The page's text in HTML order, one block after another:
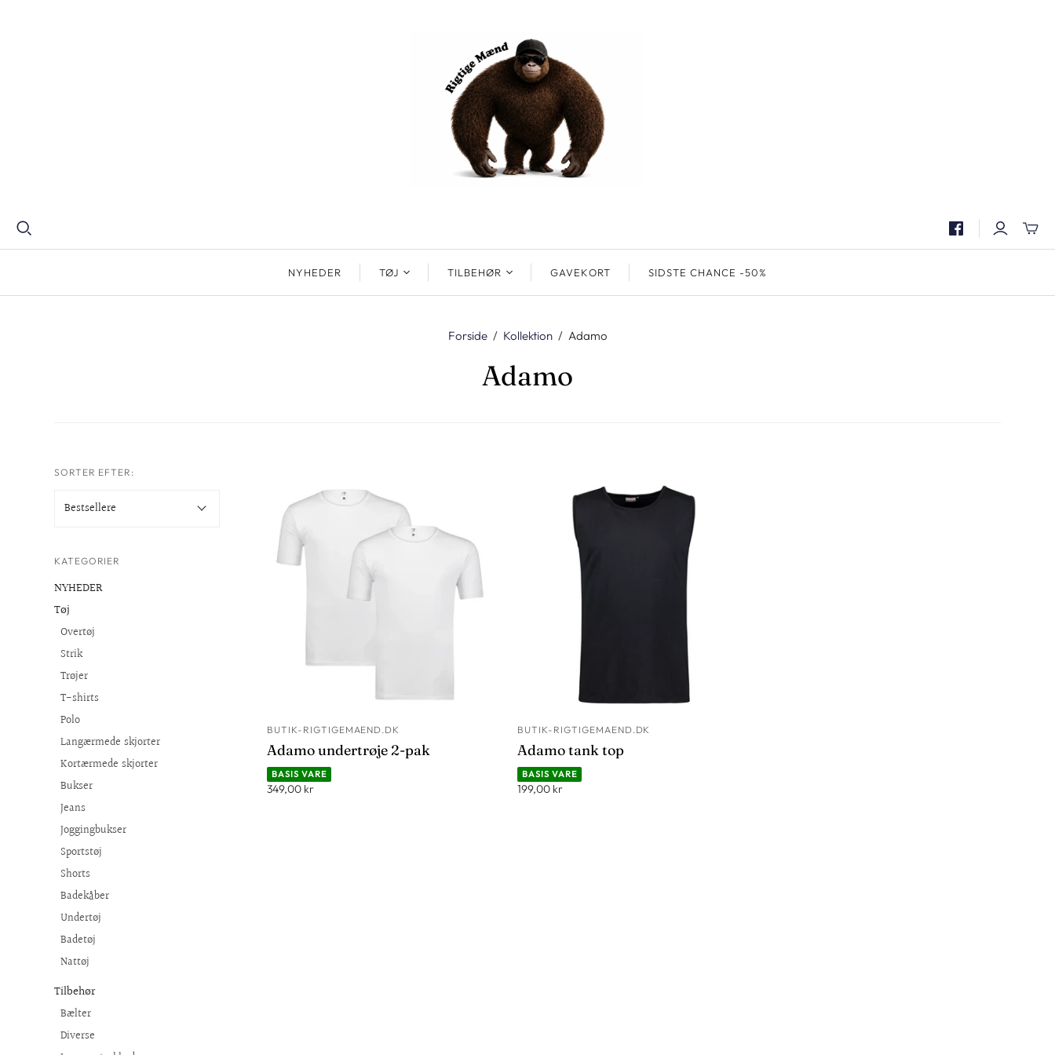
Skift
mini-
NYHEDER TØJ TILBEHØR GAVEKORT SIDSTE CHANCE -50%
Forside / Kollektion / Adamo
Adamo
SORTER EFTER:
KATEGORIER
NYHEDER
Tøj
Overtøj
Strik
Trøjer
T-shirts
Polo
Langærmede skjorter
Kortærmede skjorter
Bukser
Jeans
Joggingbukser
Sportstøj
Shorts
Badekåber
Undertøj
Badetøj
Nattøj
Tilbehør
Bælter
Diverse
BUTIK-RIGTIGEMAEND.DK
Adamo undertrøje 2-pak
BASIS VARE
349,00 kr
BUTIK-RIGTIGEMAEND.DK
Adamo tank top
BASIS VARE
199,00 kr